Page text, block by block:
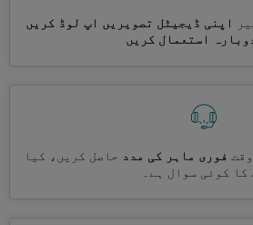
اپنی ڈیجیٹل تصویریں اپ لوڈ کریں
استعمال کریں
فوری ماہر کی مدد حاصل کریں، کیا
کا کوئی سوال ہے۔